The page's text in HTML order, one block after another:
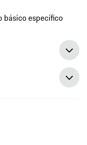
básico específico